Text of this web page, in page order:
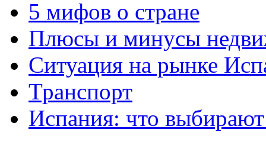
5 мифов о стране
Плюсы и минусы
Ситуация на рынке
Транспорт
Испания: что